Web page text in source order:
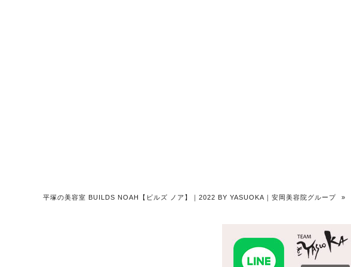
平塚の美容室 BUILDS NOAH【ビルズ ノア】｜2022 BY YASUOKA｜安岡美容院グループ »